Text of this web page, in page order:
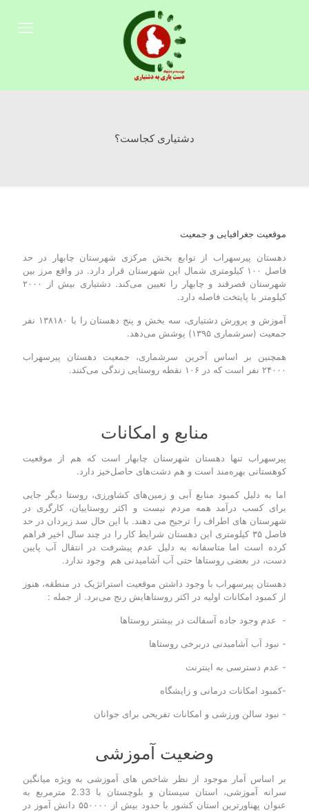
دشتیاری کجاست؟
موقعیت جغرافیایی و جمعیت
دهستان پیرسهراب از توابع بخش مرکزی شهرستان چابهار در حد
فاصل ۱۰۰ کیلومتری شمال این شهرستان قرار دارد. در واقع مرز بین
شهرستان قصرقند و چابهار را تعیین می‌کند. دشتیاری بیش از ۲۰۰۰
کیلومتر با پایتخت فاصله دارد.
آموزش و پرورش دشتیاری، سه بخش و پنج دهستان را با ۱۳۸۱۸۰ نفر
جمعیت (سرشماری ۱۳۹۵) پوشش می‌دهد.
همچنین بر اساس آخرین سرشماری، جمعیت دهستان پیرسهراب
۲۴۰۰۰ نفر است که در ۱۰۶ نقطه روستایی زندگی می‌کنند.
منابع و امکانات
پیرسهراب تنها دهستان شهرستان چابهار است که هم از موقعیت
کوهستانی بهره‌مند است و هم دشت‌های حاصل‌خیز دارد.
اما به دلیل کمبود منابع آبی و زمین‌های کشاورزی، روستا دیگر جایی
برای کسب درآمد همه مردم نیست و اکثر روستاییان، کارگری در
شهرستان های اطراف را ترجیح می دهند. با این حال سد زیردان در حد
فاصل ۳۵ کیلومتری این دهستان شرایط کار را در چند سال اخیر فراهم
کرده است اما متاسفانه به دلیل عدم پیشرفت در انتقال آب پایین
دست، در بعضی روستاها حتی آب آشامیدنی هم وجود ندارد.
دهستان پیرسهراب با وجود داشتن موقعیت استراتژیک در منطقه، هنوز
از کمبود امکانات اولیه در اکثر روستاهایش رنج می‌برد. از جمله :
- عدم وجود جاده آسفالت در بیشتر روستاها
- نبود آب آشامیدنی دربرخی روستاها
- عدم دسترسی به اینترنت
-کمبود امکانات درمانی و زایشگاه
- نبود سالن ورزشی و امکانات تفریحی برای جوانان
وضعیت آموزشی
بر اساس آمار موجود از نظر شاخص های آموزشی به‌ ویژه میانگین
سرانه آموزشی، استان سیستان و بلوچستان با 2.33 مترمربع به
عنوان پهناورترین استان کشور با حدود بیش از ۵۵۰۰۰۰ دانش آموز در